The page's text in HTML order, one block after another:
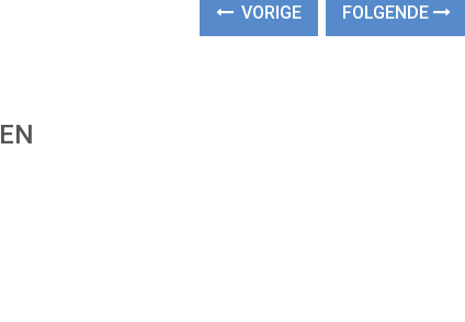
VORIGE FOLGENDE